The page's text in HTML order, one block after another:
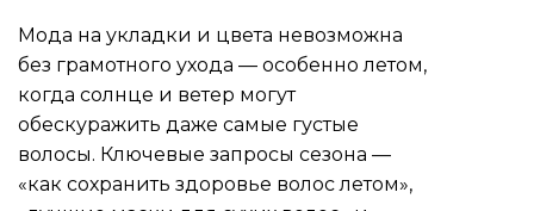
Мода на укладки и цвета невозможна
без грамотного ухода — особенно летом,
когда солнце и ветер могут
обескуражить даже самые густые
волосы. Ключевые запросы сезона —
«как сохранить здоровье волос летом»,